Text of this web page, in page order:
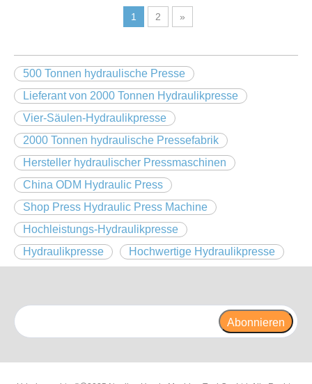
1 2 »
500 Tonnen hydraulische Presse
Lieferant von 2000 Tonnen Hydraulikpresse
Vier-Säulen-Hydraulikpresse
2000 Tonnen hydraulische Pressefabrik
Hersteller hydraulischer Pressmaschinen
China ODM Hydraulic Press
Shop Press Hydraulic Press Machine
Hochleistungs-Hydraulikpresse
Hydraulikpresse
Hochwertige Hydraulikpresse
Abonnieren